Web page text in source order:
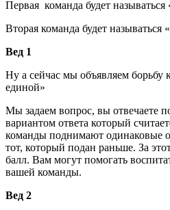
Первая команда будет называться
Вторая команда будет называться
Вед 1
Ну а сейчас мы объявляем борьбу
единой»
Мы задаем вопрос, вы отвечаете
вариантом ответа который
команды поднимают одинаковые
тот, который подан раньше. За
балл. Вам могут помогать
вашей команды.
Вед 2